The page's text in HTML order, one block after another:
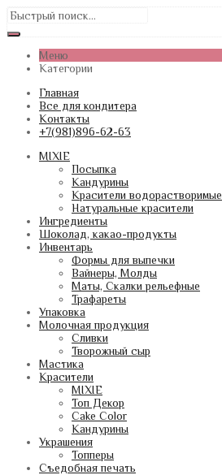
Меню
Категории
Главная
Все для кондитера
Контакты
+7(981)896-62-63
MIXIE
Посыпка
Кандурины
Красители водорастворимые
Натуральные красители
Ингредиенты
Шоколад, какао-продукты
Инвентарь
Формы для выпечки
Вайнеры, Молды
Маты, Скалки рельефные
Трафареты
Упаковка
Молочная продукция
Сливки
Творожный сыр
Мастика
Красители
MIXIE
Топ Декор
Cake Color
Кандурины
Украшения
Топперы
Съедобная печать